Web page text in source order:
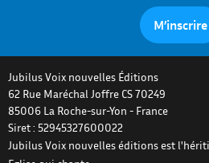
M’inscrire
Jubilus Voix nouvelles Éditions
62 Rue Maréchal Joffre CS 70249
85006 La Roche-sur-Yon - France
Siret : 52945327600022
Jubilus Voix nouvelles éditions est